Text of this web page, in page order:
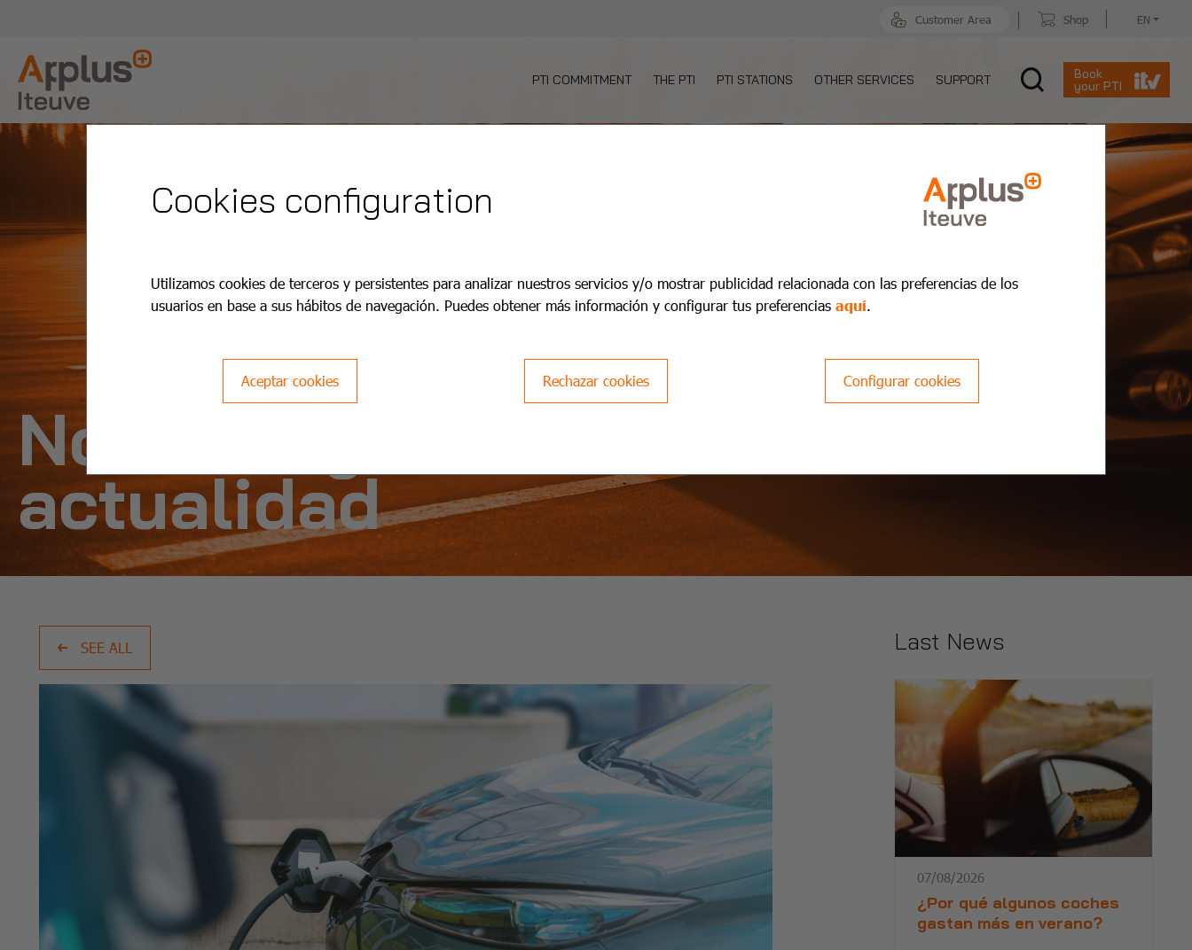
Customer Area Shop EN
PTI COMMITMENT THE PTI PTI STATIONS OTHER SERVICES SUPPORT
Book
your PTI
Noticias y
actualidad
SEE ALL Last News
07/08/2026
¿Por qué algunos coches
gastan más en verano?
Cookies configuration
Utilizamos cookies de terceros y persistentes para analizar nuestros servicios y/o mostrar publicidad relacionada con las preferencias de los
usuarios en base a sus hábitos de navegación. Puedes obtener más información y configurar tus preferencias aquí.
Aceptar cookies Rechazar cookies Configurar cookies